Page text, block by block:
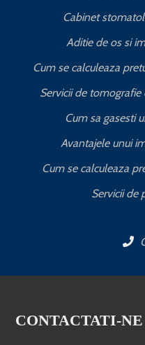
Cabinet
Aditie de os si
Cum se calculeaza
Servicii de
Cum sa gasesti
Avantajele unui
Cum se calculeaza
Servicii de
CONTACTATI-NE